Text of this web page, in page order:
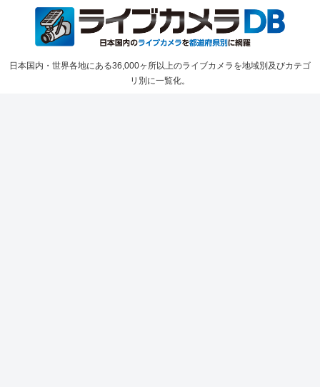
日本国内・世界各地にある36,000ヶ所以上のライブカメラを地域別及びカテゴ
リ別に一覧化。